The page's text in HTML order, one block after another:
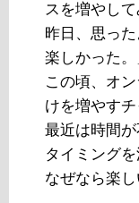
スを増やして
昨日、思っ
楽しかった。
この頃、オ
けを増やすチ
最近は時間
タイミング
なぜなら楽し